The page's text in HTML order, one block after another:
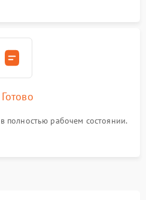
полностью рабочем состоянии.